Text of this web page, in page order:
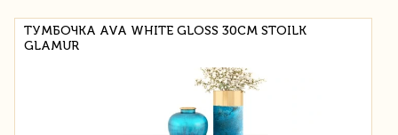
ТУМБОЧКА AVA WHITE GLOSS 30СМ STOILK
GLAMUR